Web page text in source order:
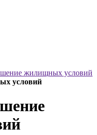
жилищных условий
условий